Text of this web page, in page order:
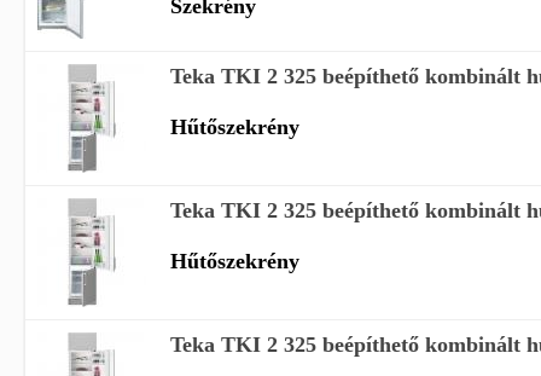
Szekrény
Teka TKI 2 325 beépíthető kombinált
Hűtőszekrény
Teka TKI 2 325 beépíthető kombinált
Hűtőszekrény
Teka TKI 2 325 beépíthető kombinált